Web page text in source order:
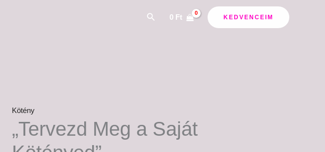
Search
0 Ft KEDVENCEIM
Kötény
„Tervezd Meg a Saját